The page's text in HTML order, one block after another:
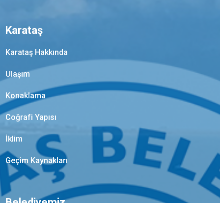
Karataş
Karataş Hakkında
Ulaşım
Konaklama
Coğrafi Yapısı
İklim
Geçim Kaynakları